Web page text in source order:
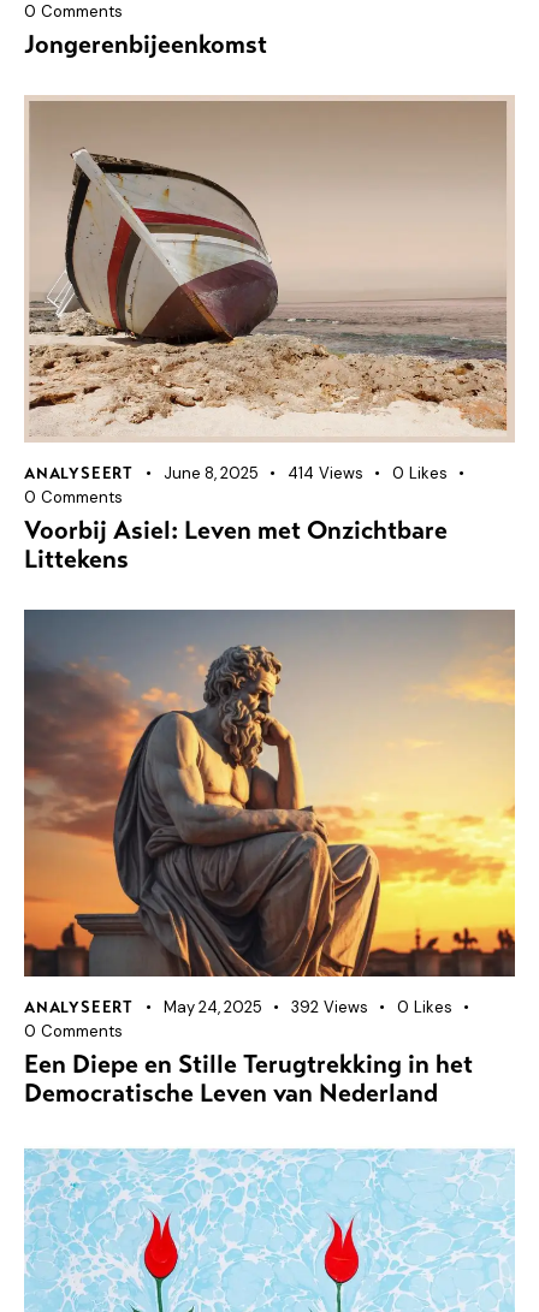
0 Comments
Jongerenbijeenkomst
ANALYSEERT June 8, 2025 414 Views 0 Likes
0 Comments
Voorbij Asiel: Leven met Onzichtbare
Littekens
ANALYSEERT May 24, 2025 392 Views 0 Likes
0 Comments
Een Diepe en Stille Terugtrekking in het
Democratische Leven van Nederland